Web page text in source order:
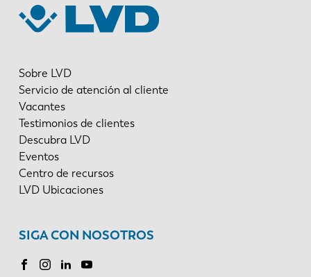
Sobre LVD
Servicio de atención al cliente
Vacantes
Testimonios de clientes
Descubra LVD
Eventos
Centro de recursos
LVD Ubicaciones
SIGA CON NOSOTROS